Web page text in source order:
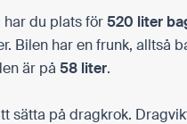
du plats för520 liter
Bilen har en frunk, alltså
är på 58 liter.
sätta på dragkrok.